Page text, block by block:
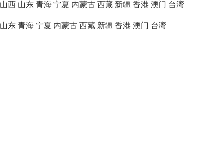
山西 山东 青海 宁夏 内蒙古 西藏 新疆 香港 澳门 台湾
山东 青海 宁夏 内蒙古 西藏 新疆 香港 澳门 台湾